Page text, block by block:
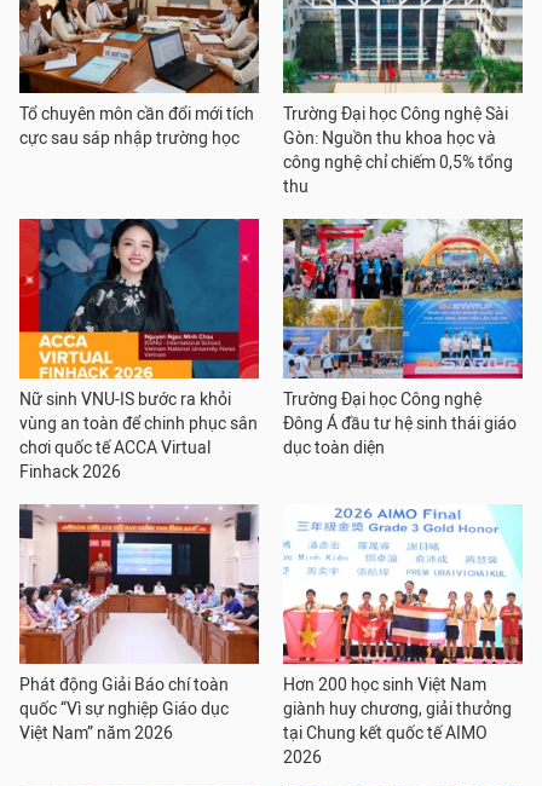
Tổ chuyên môn cần đổi mới tích
cực sau sáp nhập trường học
Trường Đại học Công nghệ Sài
Gòn: Nguồn thu khoa học và
công nghệ chỉ chiếm 0,5% tổng
thu
Nữ sinh VNU-IS bước ra khỏi
vùng an toàn để chinh phục sân
chơi quốc tế ACCA Virtual
Finhack 2026
Trường Đại học Công nghệ
Đông Á đầu tư hệ sinh thái giáo
dục toàn diện
Phát động Giải Báo chí toàn
quốc “Vì sự nghiệp Giáo dục
Việt Nam” năm 2026
Hơn 200 học sinh Việt Nam
giành huy chương, giải thưởng
tại Chung kết quốc tế AIMO
2026